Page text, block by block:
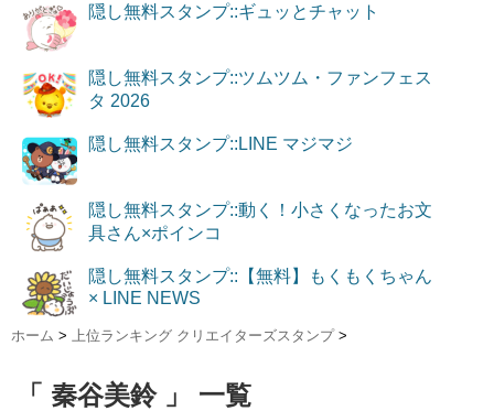
隠し無料スタンプ::ギュッとチャット
隠し無料スタンプ::ツムツム・ファンフェス
タ 2026
隠し無料スタンプ::LINE マジマジ
隠し無料スタンプ::動く！小さくなったお文
具さん×ポインコ
隠し無料スタンプ::【無料】もくもくちゃん
× LINE NEWS
ホーム > 上位ランキング クリエイターズスタンプ >
「 秦谷美鈴 」 一覧